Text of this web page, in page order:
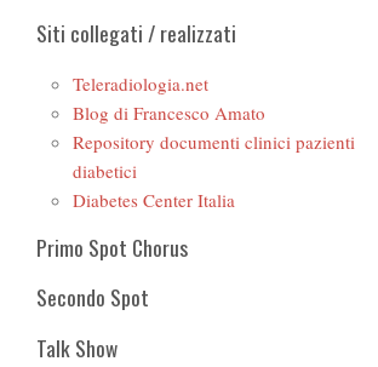
Siti collegati / realizzati
Teleradiologia.net
Blog di Francesco Amato
Repository documenti clinici pazienti
diabetici
Diabetes Center Italia
Primo Spot Chorus
Secondo Spot
Talk Show